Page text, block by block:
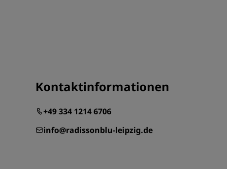
Kontaktinformationen
+49 334 1214 6706
info@radissonblu-leipzig.de